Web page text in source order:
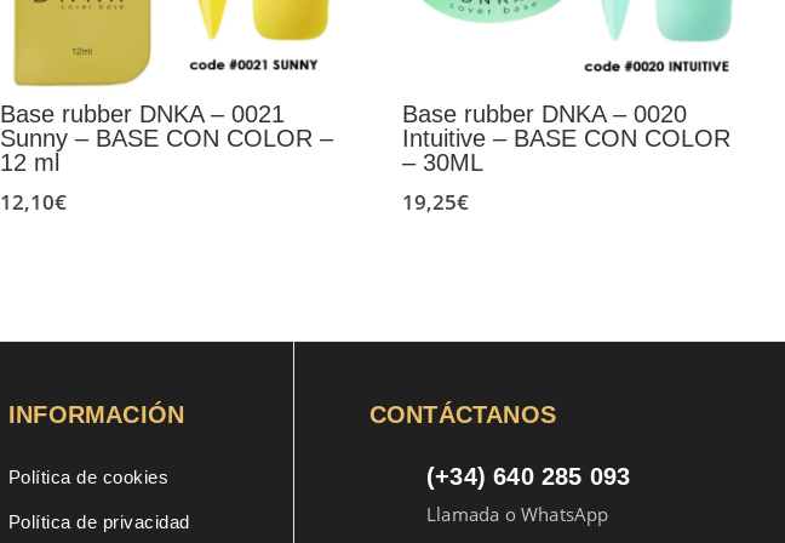
Base rubber DNKA – 0021
Sunny – BASE CON COLOR –
12 ml
12,10€
Base rubber DNKA – 0020
Intuitive – BASE CON COLOR
– 30ML
19,25€
INFORMACIÓN
Política de cookies
Política de privacidad
CONTÁCTANOS
(+34) 640 285 093
Llamada o WhatsApp